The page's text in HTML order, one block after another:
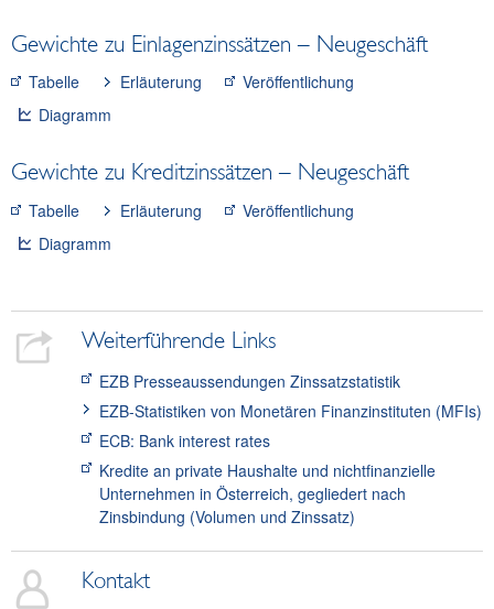
Research Desk
Gewichte zu Einlagenzinssätzen – Neugeschäft
Tabelle Erläuterung
Veröffentlichung
Diagramm
Gewichte zu Kreditzinssätzen – Neugeschäft
Tabelle Erläuterung
Veröffentlichung
Diagramm
Weiterführende Links
EZB Presseaussendungen Zinssatzstatistik
EZB-Statistiken von Monetären Finanzinstituten (MFIs)
ECB: Bank interest rates
Kredite an private Haushalte und nichtfinanzielle
Unternehmen in Österreich, gegliedert nach
Zinsbindung (Volumen und Zinssatz)
Kontakt